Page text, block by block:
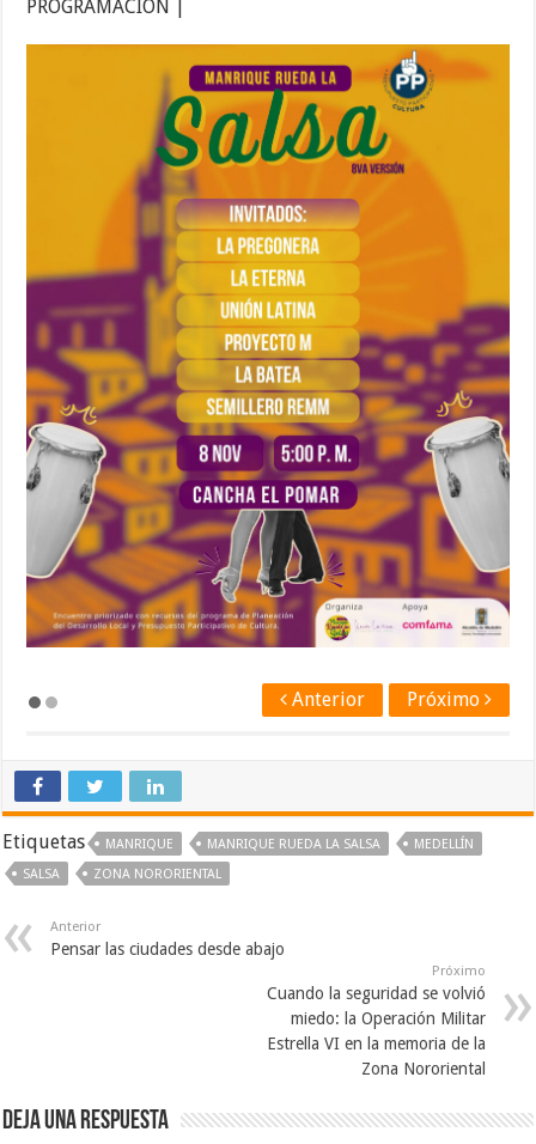
PROGRAMACIÓN |
Próximo
Anterior
Etiquetas MANRIQUE MANRIQUE RUEDA LA SALSA
MEDELLÍN
SALSA
ZONA NORORIENTAL
Anterior
Pensar las ciudades desde abajo
Próximo
Cuando la seguridad se volvió
miedo: la Operación Militar
Estrella VI en la memoria de la
Zona Nororiental
Deja una respuesta